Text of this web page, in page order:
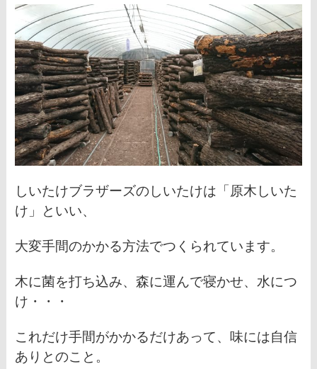
しいたけブラザーズのしいたけは「原木しいた
け」といい、
大変手間のかかる方法でつくられています。
木に菌を打ち込み、森に運んで寝かせ、 水につ
け・・・
これだけ手間がかかるだけあって、味には自信
ありとのこと。